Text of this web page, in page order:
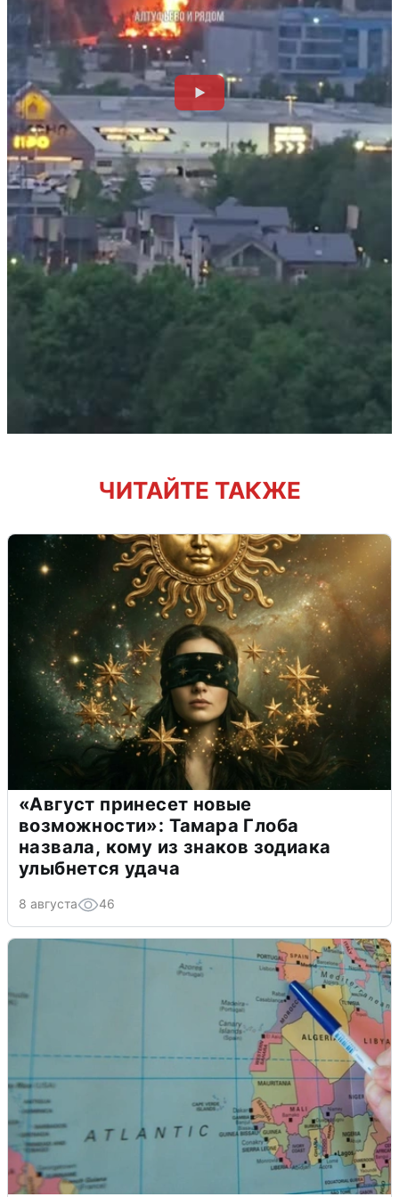
ЧИТАЙТЕ ТАКЖЕ
«Август принесет новые
возможности»: Тамара Глоба
назвала, кому из знаков зодиака
улыбнется удача
8 августа 46